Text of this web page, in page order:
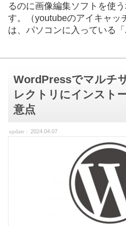
るのに画像編集ソフトを使
す。（youtubeのアイキャッ
は、パソコンに入っている
WordPressでマルチ
レクトリにインスト
意点
2024.04.07